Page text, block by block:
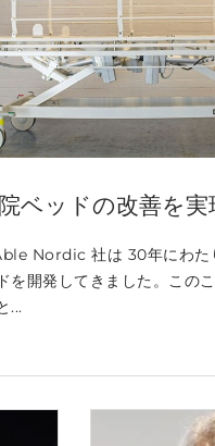
ベッドの改善を実
Nordic 社は 30年にわた
を開発してきました。この
...